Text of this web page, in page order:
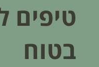
טיפים
בטוח